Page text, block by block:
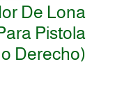
De Lona
Pistola
Derecho)